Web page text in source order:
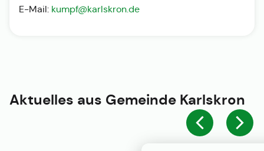
E-Mail: kumpf@karlskron.de
Aktuelles aus Gemeinde Karlskron